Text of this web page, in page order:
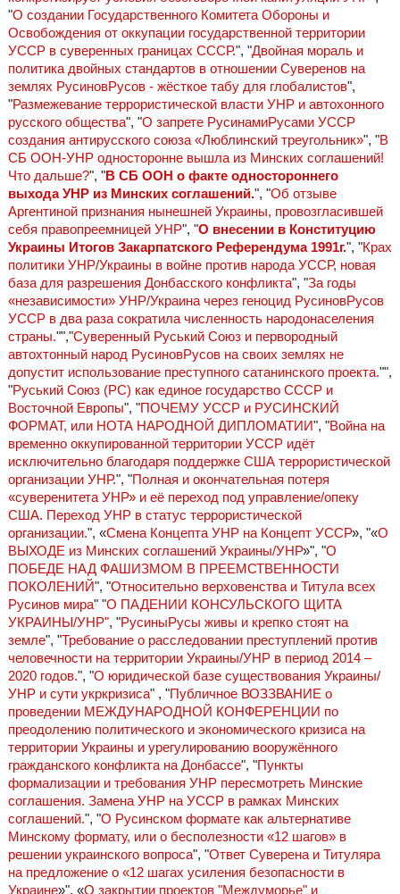
"О создании Государственного Комитета Обороны и
Освобождения от оккупации государственной территории
УССР в суверенных границах СССР.", "Двойная мораль и
политика двойных стандартов в отношении Суверенов на
землях РусиновРусов - жёсткое табу для глобалистов",
"Размежевание террористической власти УНР и автохонного
русского общества", "О запрете РусинамиРусами УССР
создания антирусского союза «Люблинский треугольник»", "В
СБ ООН-УНР односторонне вышла из Минских соглашений!
Что дальше?", "В СБ ООН о факте одностороннего
выхода УНР из Минских соглашений.", "Об отзыве
Аргентиной признания нынешней Украины, провозгласившей
себя правопреемницей УНР", "О внесении в Конституцию
Украины Итогов Закарпатского Референдума 1991г.", "Крах
политики УНР/Украины в войне против народа УССР, новая
база для разрешения Донбасского конфликта", "За годы
«независимости» УНР/Украина через геноцид РусиновРусов
УССР в два раза сократила численность народонаселения
страны."","Суверенный Руський Союз и первородный
автохтонный народ РусиновРусов на своих землях не
допустит использование преступного сатанинского проекта."",
"Руський Союз (РС) как единое государство СССР и
Восточной Европы", "ПОЧЕМУ УССР и РУСИНСКИЙ
ФОРМАТ, или НОТА НАРОДНОЙ ДИПЛОМАТИИ", "Война на
временно оккупированной территории УССР идёт
исключительно благодаря поддержке США террористической
организации УНР.", "Полная и окончательная потеря
«суверенитета УНР» и её переход под управление/опеку
США. Переход УНР в статус террористической
организации.", «Смена Концепта УНР на Концепт УССР», "«О
ВЫХОДЕ из Минских соглашений Украины/УНР»", "О
ПОБЕДЕ НАД ФАШИЗМОМ В ПРЕЕМСТВЕННОСТИ
ПОКОЛЕНИЙ", "Относительно верховенства и Титула всех
Русинов мира" "О ПАДЕНИИ КОНСУЛЬСКОГО ЩИТА
УКРАИНЫ/УНР", "РусиныРусы живы и крепко стоят на
земле", "Требование о расследовании преступлений против
человечности на территории Украины/УНР в период 2014 –
2020 годов.", "О юридической базе существования Украины/
УНР и сути укркризиса" , "Публичное ВОЗЗВАНИЕ о
проведении МЕЖДУНАРОДНОЙ КОНФЕРЕНЦИИ по
преодолению политического и экономического кризиса на
территории Украины и урегулированию вооружённого
гражданского конфликта на Донбассе", "Пункты
формализации и требования УНР пересмотреть Минские
соглашения. Замена УНР на УССР в рамках Минских
соглашений.", "О Русинском формате как альтернативе
Минскому формату, или о бесполезности «12 шагов» в
решении украинского вопроса", "Ответ Суверена и Титуляра
на предложение о «12 шагах усиления безопасности в
Украине»", «О закрытии проектов "Междуморье" и